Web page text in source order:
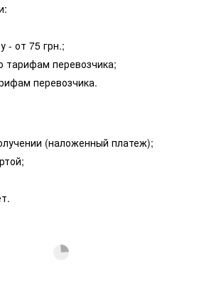
- от 75 грн.;
тарифам перевозчика;
перевозчика.
(наложенный платеж);